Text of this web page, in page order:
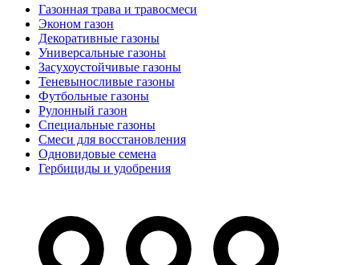
Газонная трава и травосмеси
Эконом газон
Декоративные газоны
Универсальные газоны
Засухоустойчивые газоны
Теневыносливые газоны
Футбольные газоны
Рулонный газон
Специальные газоны
Смеси для восстановления
Одновидовые семена
Гербициды и удобрения